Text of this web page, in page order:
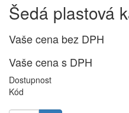
Šedá plastová
Vaše cena bez DPH
Vaše cena s DPH
Dostupnost
Kód